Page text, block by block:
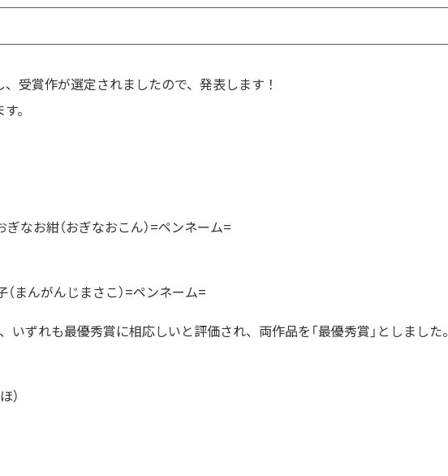
受賞作が選定されましたので、発表します！
。
ぎなお紺（おぎなおこん）=ペンネーム=
まんがんじまさこ）=ペンネーム=
ずれも最優秀賞に相応しいと評価され、両作品を「最優秀賞」としました。
）